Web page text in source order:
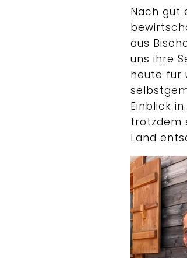
Nach gut
aus
uns ihre
heute für
Einblick
trotzdem
Land